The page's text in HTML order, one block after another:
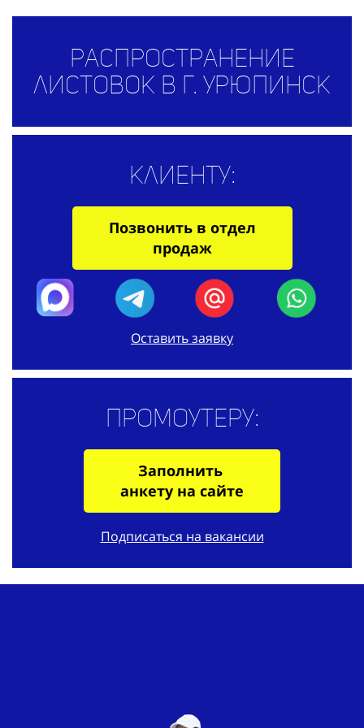
Распространение
листовок в г. Урюпинск
Клиенту:
Позвонить в отдел
продаж
Оставить заявку
Промоутеру:
Заполнить
анкету на сайте
Подписаться на вакансии